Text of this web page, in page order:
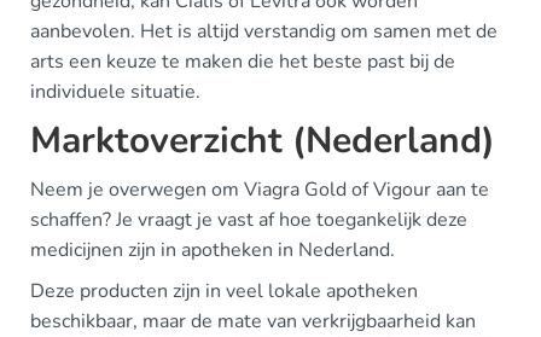
aanbevolen. Het is altijd verstandig om samen met de
arts een keuze te maken die het beste past bij de
individuele situatie.
Marktoverzicht (Nederland)
Neem je overwegen om Viagra Gold of Vigour aan te
schaffen? Je vraagt je vast af hoe toegankelijk deze
medicijnen zijn in apotheken in Nederland.
Deze producten zijn in veel lokale apotheken
beschikbaar, maar de mate van verkrijgbaarheid kan